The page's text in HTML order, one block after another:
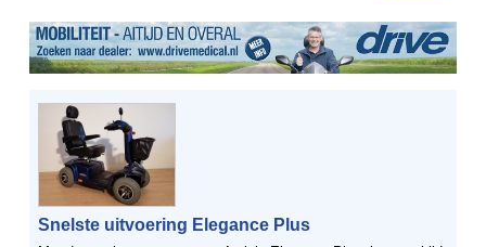
Snelste uitvoering Elegance Plus